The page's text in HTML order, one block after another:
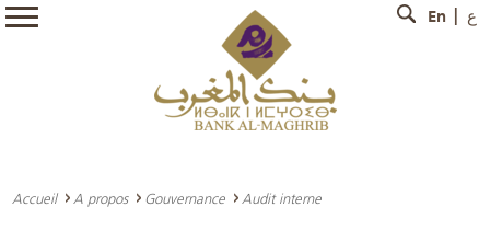
En ع
Accueil A propos Gouvernance Audit interne